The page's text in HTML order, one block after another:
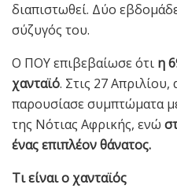
διαπιστωθεί. Δύο
σύζυγός του.
Ο ΠΟΥ επιβεβαίωσε ότι η
χανταϊό. Στις 27
παρουσίασε συμπτώματα
της Νότιας Αφρικής, ενώ
ένας επιπλέον θάνατος.
Τι είναι ο χανταϊός